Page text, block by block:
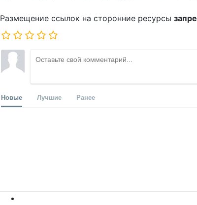
Размещение ссылок на сторонние ресурсы
Новые Лучшие Ранее